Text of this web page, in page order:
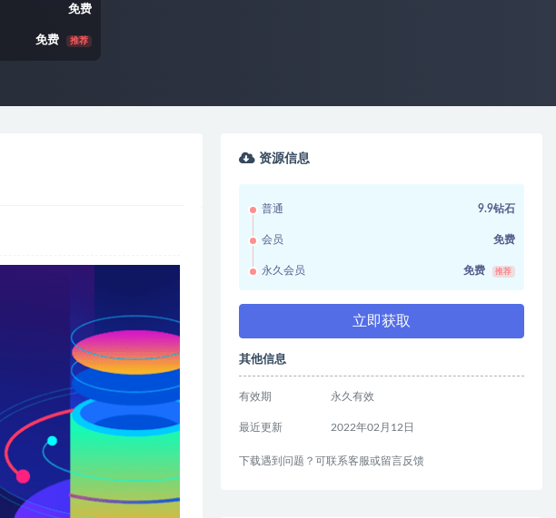
免费
免费 推荐
资源信息
普通 9.9钻石
会员 免费
永久会员 免费 推荐
立即获取
其他信息
有效期 永久有效
最近更新 2022年02月12日
下载遇到问题？可联系客服或留言反馈